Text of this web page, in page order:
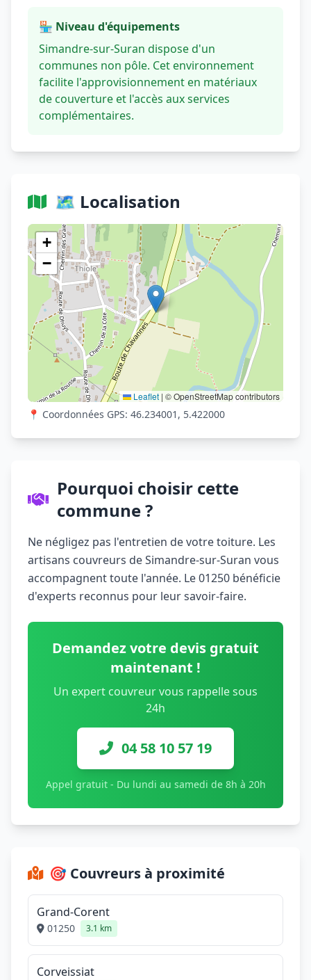
🏪 Niveau d'équipements
Simandre-sur-Suran dispose d'un
communes non pôle. Cet environnement
facilite l'approvisionnement en matériaux
de couverture et l'accès aux services
complémentaires.
🗺️ Localisation
+
−
Leaflet | © OpenStreetMap contributors
Voir sur OpenStreetMap
📍 Coordonnées GPS: 46.234001, 5.422000
Pourquoi choisir cette
commune ?
Ne négligez pas l'entretien de votre toiture. Les
artisans couvreurs de Simandre-sur-Suran vous
accompagnent toute l'année. Le 01250 bénéficie
d'experts reconnus pour leur savoir-faire.
Demandez votre devis gratuit
maintenant !
Un expert couvreur vous rappelle sous
24h
04 58 10 57 19
Appel gratuit - Du lundi au samedi de 8h à 20h
🎯 Couvreurs à proximité
Grand-Corent
01250 3.1 km
Corveissiat